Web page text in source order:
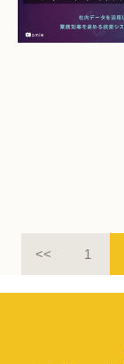
<< 1